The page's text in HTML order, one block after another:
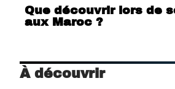
Que découvrir lors de
aux Maroc ?
À découvrir